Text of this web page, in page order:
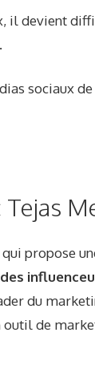
il devient
sociaux
Tejas
propose
du
de